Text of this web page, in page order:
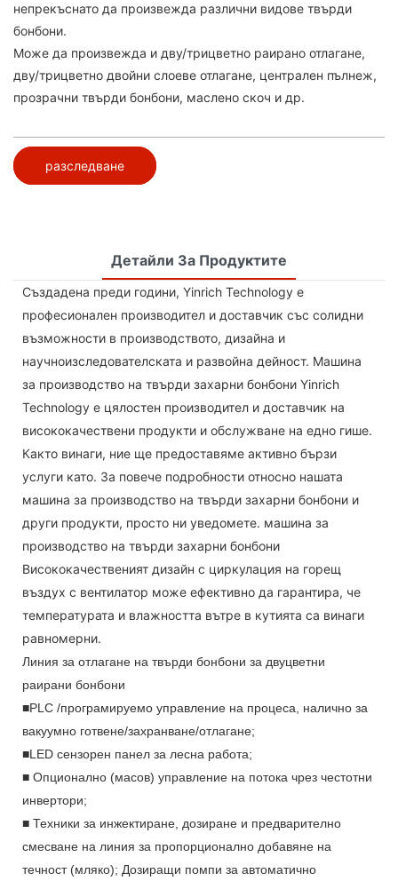
непрекъснато да произвежда различни видове твърди
бонбони.
Може да произвежда и дву/трицветно раирано отлагане,
дву/трицветно двойни слоеве отлагане, централен пълнеж,
прозрачни твърди бонбони, маслено скоч и др.
разследване
Детайли За Продуктите
Създадена преди години, Yinrich Technology е
професионален производител и доставчик със солидни
възможности в производството, дизайна и
научноизследователската и развойна дейност. Машина
за производство на твърди захарни бонбони Yinrich
Technology е цялостен производител и доставчик на
висококачествени продукти и обслужване на едно гише.
Както винаги, ние ще предоставяме активно бързи
услуги като. За повече подробности относно нашата
машина за производство на твърди захарни бонбони и
други продукти, просто ни уведомете. машина за
производство на твърди захарни бонбони
Висококачественият дизайн с циркулация на горещ
въздух с вентилатор може ефективно да гарантира, че
температурата и влажността вътре в кутията са винаги
равномерни.
Линия за отлагане на твърди бонбони за двуцветни
раирани бонбони
■PLC /програмируемо управление на процеса, налично за
вакуумно готвене/захранване/отлагане;
■LED сензорен панел за лесна работа;
■ Опционално (масов) управление на потока чрез честотни
инвертори;
■ Техники за инжектиране, дозиране и предварително
смесване на линия за пропорционално добавяне на
течност (мляко); Дозиращи помпи за автоматично